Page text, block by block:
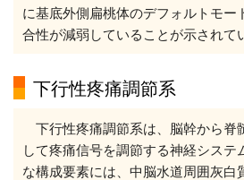
に基底外側扁桃体のデフォルトモー
合性が減弱していることが示されて
下行性疼痛調節系
下行性疼痛調節系は、脳幹から脊
して疼痛信号を調節する神経システ
な構成要素には、中脳水道周囲灰白